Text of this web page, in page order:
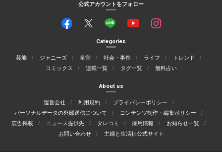
公式アカウントをフォロー
Categories
芸能 ジャニーズ 皇室 社会・事件 ライフ
トレンド
コミックス
連載一覧 タグ一覧 無料占い
About us
運営会社 利用規約
プライバシーポリシー
パーソナルデータの外部送信について
コンテンツ制作・編集ポリシー
広告掲載
ニュース提供先 タレコミ 採用情報
お知らせ一覧
お問い合わせ
主婦と生活社公式サイト